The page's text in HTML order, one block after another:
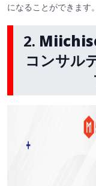
になることができます。
2.
コンサル